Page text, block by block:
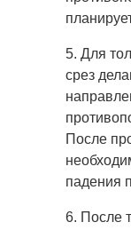
5. Для
срез
После
падения
6. После